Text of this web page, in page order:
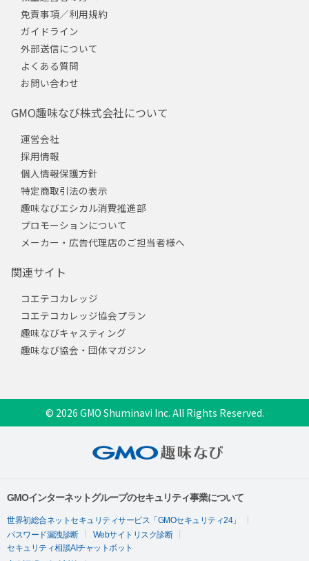
免責事項／利用規約
ガイドライン
外部送信について
よくある質問
お問い合わせ
GMO趣味なび株式会社について
運営会社
採用情報
個人情報保護方針
特定商取引法の表示
趣味なびエシカル消費推進部
プロモーションについて
メーカー・広告代理店のご担当者様へ
関連サイト
コエテコカレッジ
コエテコカレッジ協会プラン
趣味なびキャスティング
趣味なび協会・団体マガジン
© 2026 GMO Shuminavi Inc. All Rights Reserved.